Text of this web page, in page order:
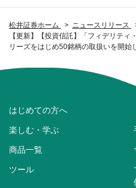
松井証券ホーム
ニュースリリース
【更新】【投資信託】「フィデリテ
リーズをはじめ50銘柄の取扱いを開始
はじめての方へ
楽しむ・学ぶ
商品一覧
ツール